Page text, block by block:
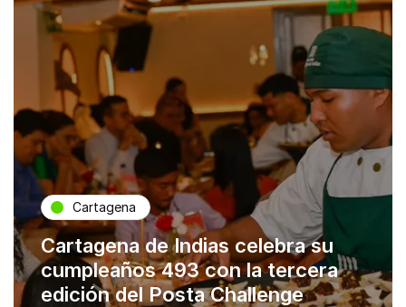
Cartagena
Cartagena de Indias celebra su
cumpleaños 493 con la tercera
edición del Posta Challenge